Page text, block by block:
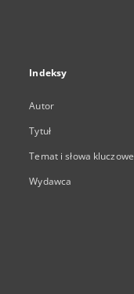
Indeksy
Autor
Tytuł
Temat i słowa kluczowe
Wydawca